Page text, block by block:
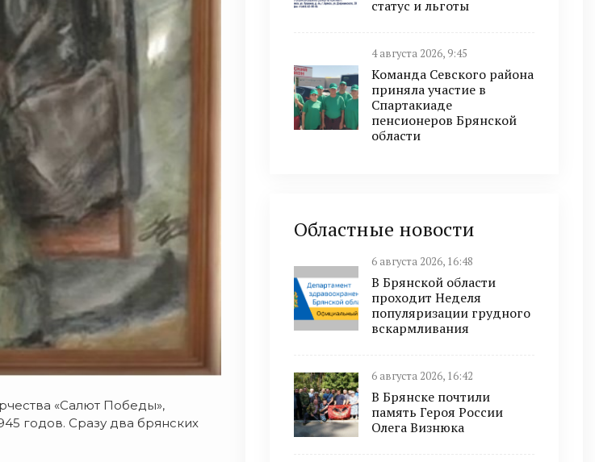
«Салют Победы»,
годов. Сразу два брянских
статус и льготы
4 августа 2026, 9:45
Команда Севского района
приняла участие в
Спартакиаде
пенсионеров Брянской
области
Областные новости
6 августа 2026, 16:48
В Брянской области
проходит Неделя
популяризации грудного
вскармливания
6 августа 2026, 16:42
В Брянске почтили
память Героя России
Олега Визнюка